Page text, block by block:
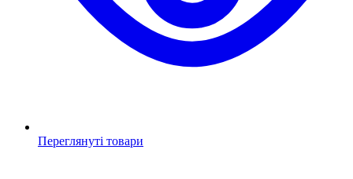
Переглянуті товари